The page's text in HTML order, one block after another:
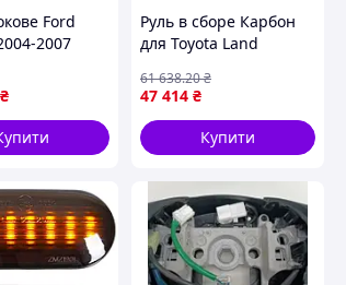
Ford
2007
₴
Руль в сборе Карбон
для Toyota Land
2009-2023 стильний
аксесуар для тюнінга
авто.
47 414 ₴
61 638.20₴
Купити